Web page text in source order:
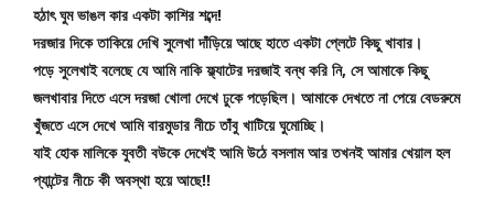
হঠাৎ ঘুম ভাঙল কার একটা কাশির শব্দে!
দরজার দিকে তাকিয়ে দেখি সুলেখা দাঁড়িয়ে আছে হাতে একটা প্লেটে কিছু খাবার।
পড়ে সুলেখাই বলেছে যে আমি নাকি ফ্ল্যাটের দরজাই বন্ধ করি নি, সে আমাকে কিছু
জলখাবার দিতে এসে দরজা খোলা দেখে ঢুকে পড়েছিল। আমাকে দেখতে না পেয়ে বেডরুমে
খুঁজতে এসে দেখে আমি বারমুডার নীচে তাঁবু খাটিয়ে ঘুমোচ্ছি।
যাই হোক মালিকে যুবতী বউকে দেখেই আমি উঠে বসলাম আর তখনই আমার খেয়াল হল
প্যান্টের নীচে কী অবস্থা হয়ে আছে!!